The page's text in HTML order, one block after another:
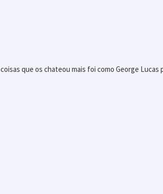
que os chateou mais foi como George Lucas